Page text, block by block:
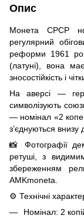
Опис
Монета СРСР
регулярний
реформи 1961
(латуні), вона
зносостійкість і
На аверсі —
символізують
— номінал «2
з’єднуються
📸 Фотографії
ретуші, з
збереженням
AMKmoneta.
⚙️ Технічні
Номінал: 2